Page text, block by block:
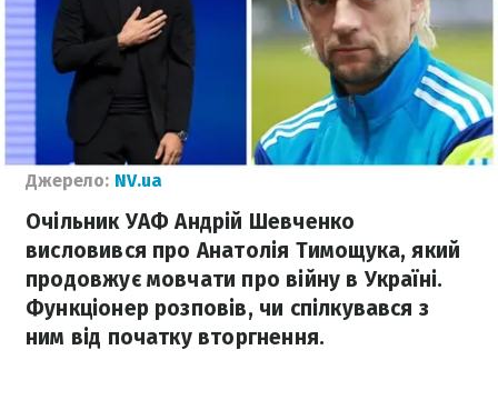
Джерело: NV.ua
Очільник УАФ Андрій Шевченко
висловився про Анатолія Тимощука, який
продовжує мовчати про війну в Україні.
Функціонер розповів, чи спілкувався з
ним від початку вторгнення.